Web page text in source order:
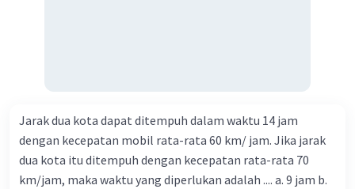
Jarak dua kota dapat ditempuh dalam waktu 14 jam
dengan kecepatan mobil rata-rata 60 km/ jam. Jika jarak
dua kota itu ditempuh dengan kecepatan rata-rata 70
km/jam, maka waktu yang diperlukan adalah .... a. 9 jam b.